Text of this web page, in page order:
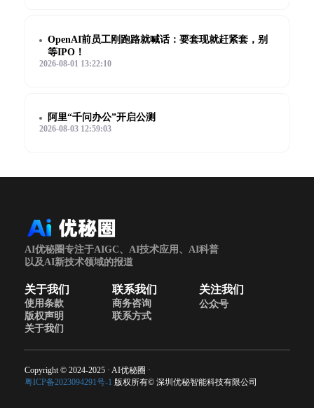
OpenAI前员工刚跑路就喊话：要套现就赶紧套，别
等IPO！
2026-08-01 13:22:10
阿里“千问办公”开启公测
2026-08-03 12:59:03
AI优秘圈专注于AIGC、AI技术应用、AI科普
以及AI新技术领域的报道
关于我们
使用条款
版权声明
关于我们
联系我们
商务咨询
联系方式
关注我们
公众号
Copyright © 2024-2025 · AI优秘圈 ·
粤ICP备2023094291号-1 版权所有© 深圳优秘智能科技有限公司